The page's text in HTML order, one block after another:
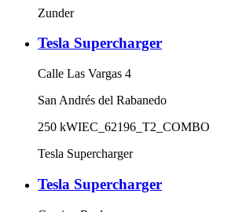
Zunder
Tesla Supercharger
Calle Las Vargas 4
San Andrés del Rabanedo
250 kWIEC_62196_T2_COMBO
Tesla Supercharger
Tesla Supercharger